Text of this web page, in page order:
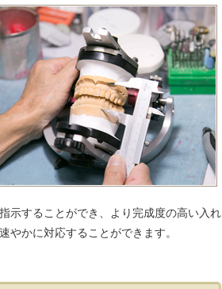
示することができ、より完成度の高い入れ
やかに対応することができます。